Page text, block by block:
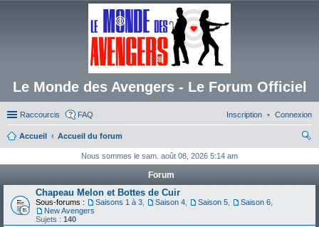
Le Monde des Avengers - Le Forum Officiel
Raccourcis FAQ Connexion
Inscription
Accueil
Accueil du forum
ch
Nous sommes le sam. août 08, 2026 5:14 am
Forum
Chapeau Melon et Bottes de Cuir
Sous-forums : Saisons 1 à 3 Saison 4 Saison 5 Saison 6
New Avengers
Sujets : 140